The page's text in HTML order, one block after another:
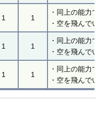
1 1
・同上の能
・空を飛んで
1 1
・同上の能
・空を飛んで
1 1
・同上の能
・空を飛んで